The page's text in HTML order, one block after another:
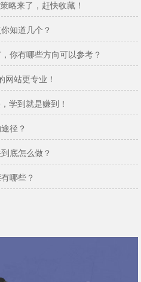
略来了，赶快收藏！
知道几个？
你有哪些方向可以参考？
网站更专业！
学到就是赚到！
径？
底怎么做？
哪些？